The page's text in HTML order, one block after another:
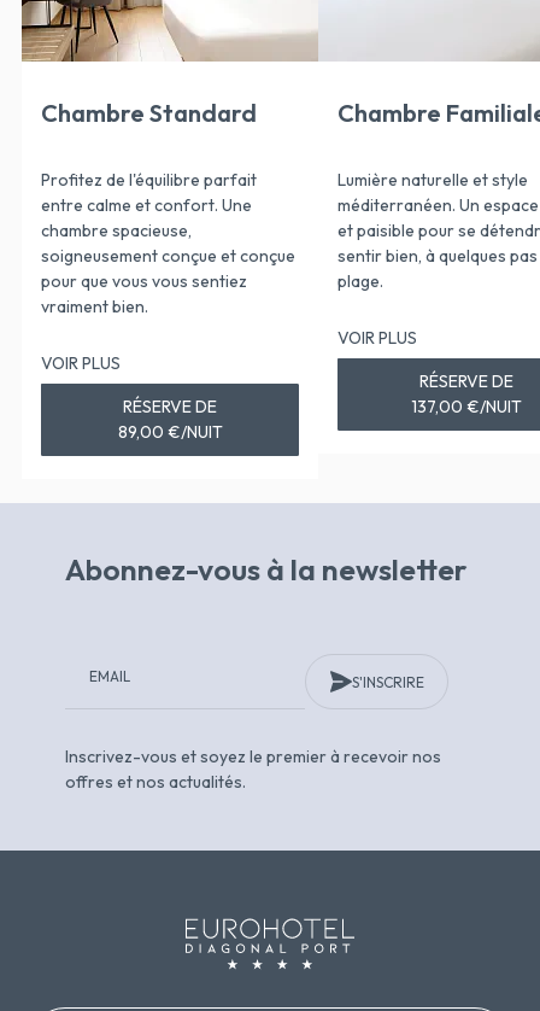
Chambre Standard
Profitez de l'équilibre parfait
entre calme et confort. Une
chambre spacieuse,
soigneusement conçue et conçue
pour que vous vous sentiez
vraiment bien.
VOIR PLUS
RÉSERVE DE
89,00 €/NUIT
Chambre
Lumière naturelle et style
méditerranéen. Un
et paisible pour se
sentir bien, à quelques
plage.
VOIR PLUS
RÉSERVE DE
137,00 €/NUIT
Abonnez-vous à la newsletter
S'INSCRIRE
Inscrivez-vous et soyez le premier à recevoir nos
offres et nos actualités.